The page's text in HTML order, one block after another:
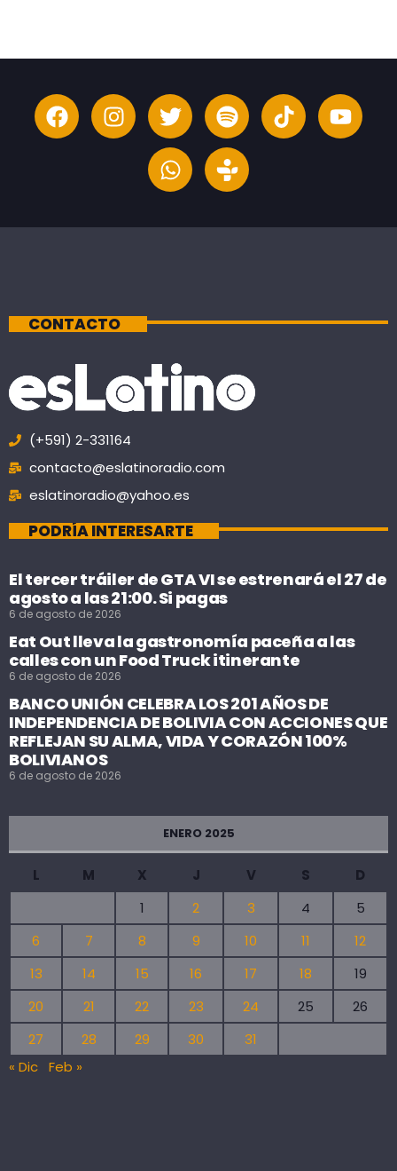
CONTACTO
(+591) 2-331164
contacto@eslatinoradio.com
eslatinoradio@yahoo.es
PODRÍA INTERESARTE
El tercer tráiler de GTA VI se estrenará el 27 de
agosto a las 21:00. Si pagas
6 de agosto de 2026
Eat Out lleva la gastronomía paceña a las
calles con un Food Truck itinerante
6 de agosto de 2026
BANCO UNIÓN CELEBRA LOS 201 AÑOS DE
INDEPENDENCIA DE BOLIVIA CON ACCIONES QUE
REFLEJAN SU ALMA, VIDA Y CORAZÓN 100%
BOLIVIANOS
6 de agosto de 2026
ENERO 2025
L M X J V S
D
1
2 3 4
5
6
7 8 9 10 11
12
13
14 15 16 17 18
19
20
21 22 23 24 25
26
27
28 29 30
31
« Dic Feb »